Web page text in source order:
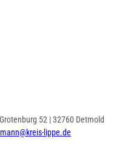
52 | 32760 Detmold
lippe.de